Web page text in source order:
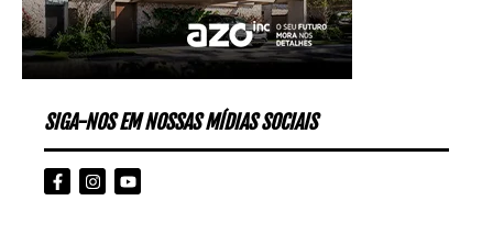
SIGA-NOS EM NOSSAS MÍDIAS SOCIAIS